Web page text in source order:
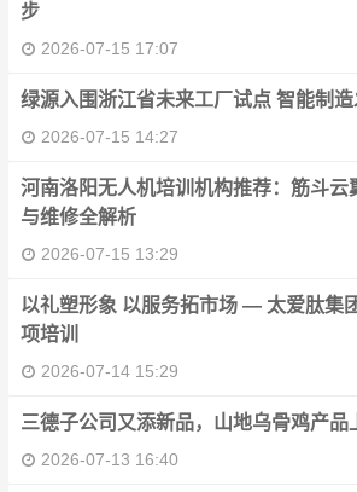
步
2026-07-15 17:07
绿源入围浙江省未来工厂试点 智能制
2026-07-15 14:27
河南洛阳无人机培训机构推荐：筋斗云
与维修全解析
2026-07-15 13:29
以礼塑形象 以服务拓市场 — 太爱肽集
项培训
2026-07-14 15:29
三德子公司又添新品，山地乌骨鸡产品
2026-07-13 16:40